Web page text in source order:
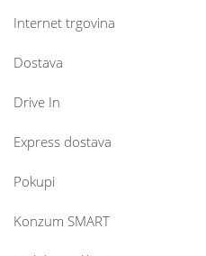
Internet trgovina
Dostava
Drive In
Express dostava
Pokupi
Konzum SMART